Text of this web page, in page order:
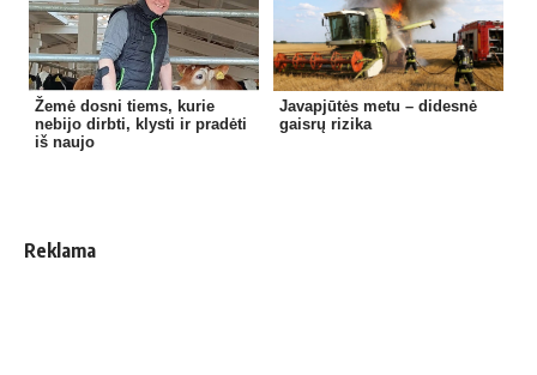
Žemė dosni tiems, kurie
nebijo dirbti, klysti ir pradėti
iš naujo
Javapjūtės metu – didesnė
gaisrų rizika
Reklama